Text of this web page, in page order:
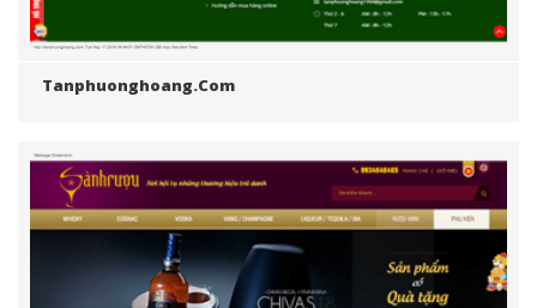
Tanphuonghoang.com